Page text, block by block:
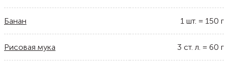
Банан 1 шт. = 150 г
Рисовая мука 3 ст. л. = 60 г